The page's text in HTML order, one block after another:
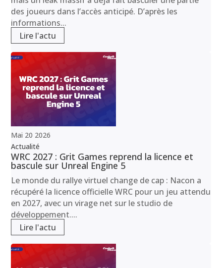
des joueurs dans l’accès anticipé. D’après les
informations...
Lire l'actu
Mai 20 2026
Actualité
WRC 2027 : Grit Games reprend la licence et
bascule sur Unreal Engine 5
Le monde du rallye virtuel change de cap : Nacon a
récupéré la licence officielle WRC pour un jeu attendu
en 2027, avec un virage net sur le studio de
développement....
Lire l'actu